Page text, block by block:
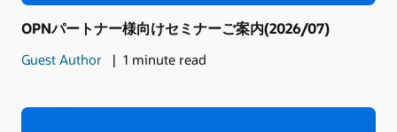
OPNパートナー様向けセミナーご案内(2026/07)
Guest Author 1 minute read